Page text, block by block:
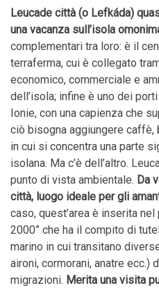
Leucade città (o Lefkáda)
una vacanza sull’isola
complementari tra loro: è il
terraferma, cui è collegato
economico, commerciale e
dell’isola; infine è uno dei
Ionie, con una capienza che
ciò bisogna aggiungere caffè,
in cui si concentra una parte
isolana. Ma c’è dell’altro.
punto di vista ambientale. Da
città, luogo ideale per gli
caso, quest’area è inserita
2000” che ha il compito di
marino in cui transitano
aironi, cormorani, anatre ecc.)
migrazioni. Merita una visita